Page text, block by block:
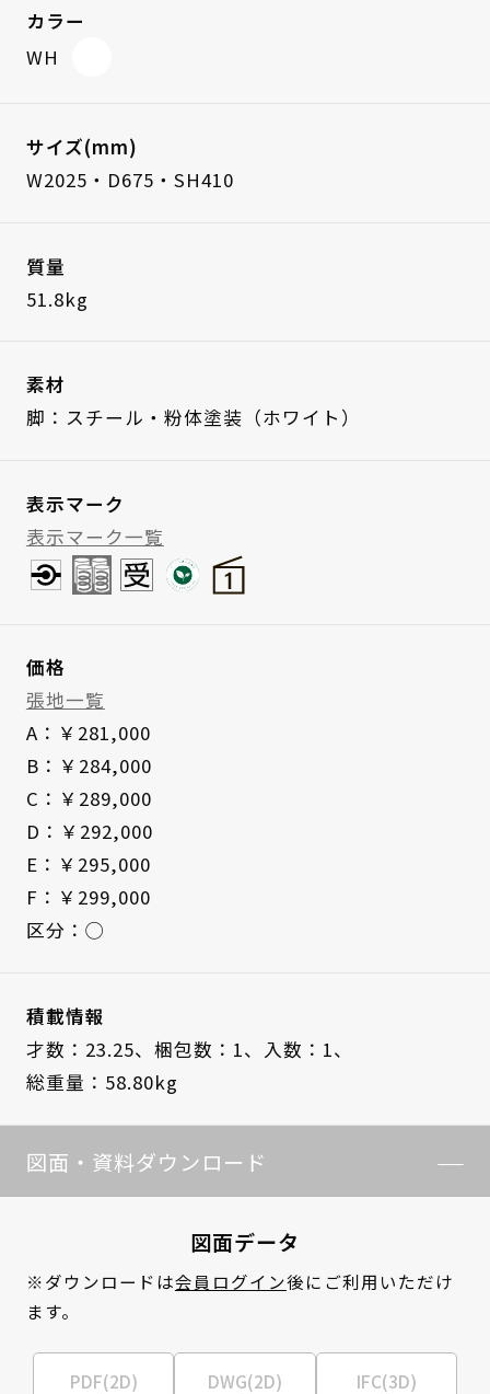
カラー
WH
サイズ(mm)
W2025・D675・SH410
質量
51.8kg
素材
脚：スチール・粉体塗装（ホワイト）
表示マーク
表示マーク一覧
価格
張地一覧
A：￥281,000
B：￥284,000
C：￥289,000
D：￥292,000
E：￥295,000
F：￥299,000
区分：◯
積載情報
才数：23.25、 梱包数：1、 入数：1、
総重量：58.80kg
図面・資料ダウンロード
図面データ
※ダウンロードは会員ログイン後にご利用いただけ
ます。
PDF(2D) DWG(2D) IFC(3D)